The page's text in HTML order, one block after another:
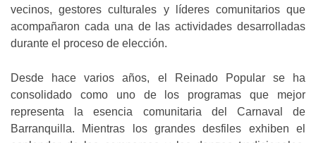
vecinos, gestores culturales y líderes comunitarios que
acompañaron cada una de las actividades desarrolladas
durante el proceso de elección.
Desde hace varios años, el Reinado Popular se ha
consolidado como uno de los programas que mejor
representa la esencia comunitaria del Carnaval de
Barranquilla. Mientras los grandes desfiles exhiben el